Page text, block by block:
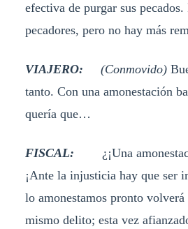
efectiva de purgar sus
pecadores, pero no hay más
VIAJERO: (Conmovido)
tanto. Con una amonestación
quería que…
FISCAL: ¿¡Una
¡Ante la injusticia hay que ser
lo amonestamos pronto
mismo delito; esta vez